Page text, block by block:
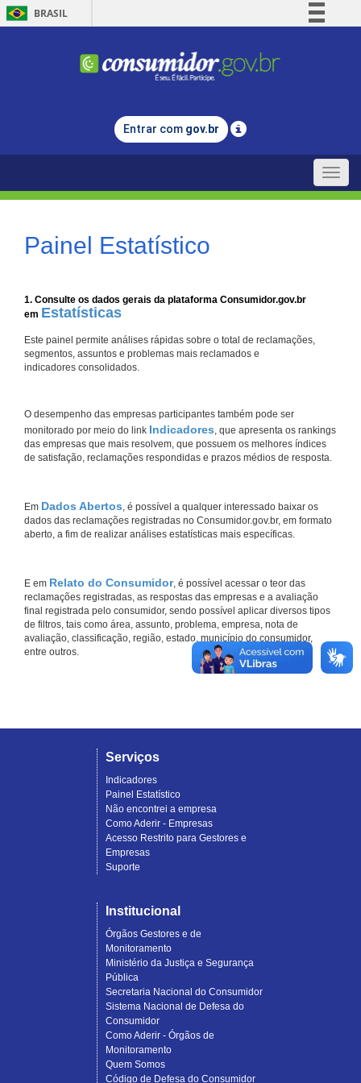
BRASIL
Comunica BR
Legislação
Entrar com gov.br
Toggle
Painel Estatístico
1. Consulte os dados gerais da plataforma Consumidor.gov.br
em Estatísticas
Este painel permite análises rápidas sobre o total de reclamações,
segmentos, assuntos e problemas mais reclamados e
indicadores consolidados.
O desempenho das empresas participantes também pode ser
monitorado por meio do link Indicadores, que apresenta os rankings
das empresas que mais resolvem, que possuem os melhores índices
de satisfação, reclamações respondidas e prazos médios de resposta.
Em Dados Abertos, é possível a qualquer interessado baixar os
dados das reclamações registradas no Consumidor.gov.br, em formato
aberto, a fim de realizar análises estatísticas mais específicas.
E em Relato do Consumidor, é possível acessar o teor das
reclamações registradas, as respostas das empresas e a avaliação
final registrada pelo consumidor, sendo possível aplicar diversos tipos
de filtros, tais como área, assunto, problema, empresa, nota de
avaliação, classificação, região, estado, município do consumidor,
entre outros.
Serviços
Indicadores
Painel Estatístico
Não encontrei a empresa
Como Aderir - Empresas
Acesso Restrito para Gestores e
Empresas
Suporte
Institucional
Órgãos Gestores e de
Monitoramento
Ministério da Justiça e Segurança
Pública
Secretaria Nacional do Consumidor
Sistema Nacional de Defesa do
Consumidor
Como Aderir - Órgãos de
Monitoramento
Quem Somos
Código de Defesa do Consumidor